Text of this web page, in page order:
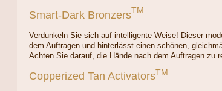
Smart-Dark BronzersTM
Verdunkeln Sie sich auf intelligente Weise! Dieser
dem Auftragen und hinterlässt einen schönen,
Achten Sie darauf, die Hände nach dem Auftragen zu
Copperized Tan ActivatorsTM